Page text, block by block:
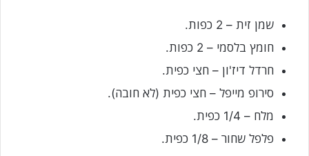
שמן זית – 2 כפות.
חומץ בלסמי – 2 כפות.
חרדל דיז'ון – חצי כפית.
סירופ מייפל – חצי כפית (לא חובה).
מלח – 1/4 כפית.
פלפל שחור – 1/8 כפית.